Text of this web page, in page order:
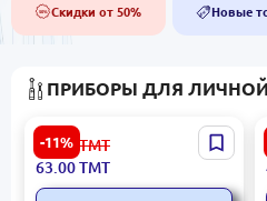
50% Скидки от 50% NEW Новые
ПРИБОРЫ ДЛЯ
-11%
Зубная щётка CV-DENT
DOT PRO SOFT (24 шт.)
71.00 ТМТ
63.00ТМТ